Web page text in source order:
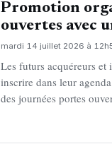
Promotion
ouvertes avec
mardi 14 juillet 2026 à
Les futurs acquéreurs et
inscrire dans leur
des journées portes